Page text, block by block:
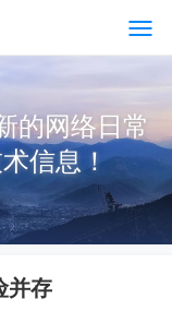
的网络日常
信息！
并存